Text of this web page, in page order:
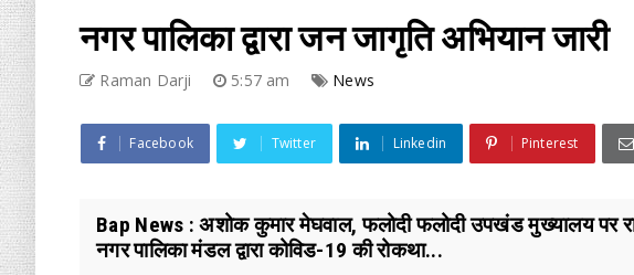
नगर पालिका द्वारा जन जागृति अभियान जारी
Raman Darji 5:57 am News
Facebook Twitter Linkedin Pinterest
Bap News : अशोक कुमार मेघवाल, फलोदी फलोदी उपखंड मुख्यालय पर
नगर पालिका मंडल द्वारा कोविड-19 की रोकथा...